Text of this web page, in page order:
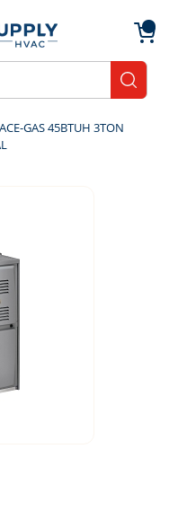
GAS 45BTUH 3TON